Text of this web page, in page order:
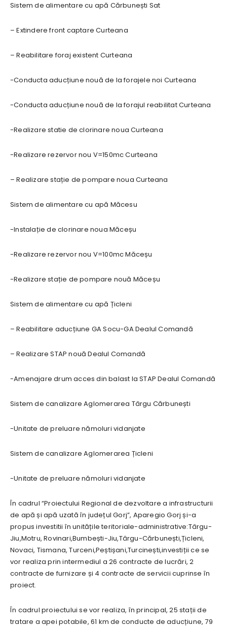
Sistem de alimentare cu apă Cărbunești Sat
– Extindere front captare Curteana
– Reabilitare foraj existent Curteana
-Conducta aducțiune nouă de la forajele noi Curteana
-Conducta aducțiune nouă de la forajul reabilitat Curteana
-Realizare statie de clorinare noua Curteana
-Realizare rezervor nou V=150mc Curteana
– Realizare stație de pompare noua Curteana
Sistem de alimentare cu apă Măcesu
-Instalație de clorinare noua Măceșu
-Realizare rezervor nou V=100mc Măceșu
-Realizare stație de pompare nouă Măceșu
Sistem de alimentare cu apă Țicleni
– Reabilitare aducțiune GA Socu-GA Dealul Comandă
– Realizare STAP nouă Dealul Comandă
-Amenajare drum acces din balast la STAP Dealul Comandă
Sistem de canalizare Aglomerarea Târgu Cărbunești
-Unitate de preluare nămoluri vidanjate
Sistem de canalizare Aglomerarea Țicleni
-Unitate de preluare nămoluri vidanjate
În cadrul “Proiectului Regional de dezvoltare a infrastructurii
de apă și apă uzată în județul Gorj”, Aparegio Gorj și-a
propus investitii în unitățile teritoriale-administrative:Târgu-
Jiu,Motru, Rovinari,Bumbești-Jiu,Târgu-Cărbunești,Țicleni,
Novaci, Tismana, Turceni,Peștișani,Turcinești,investiții ce se
vor realiza prin intermediul a 26 contracte de lucrări, 2
contracte de furnizare și 4 contracte de servicii cuprinse în
proiect.
În cadrul proiectului se vor realiza, în principal, 25 stații de
tratare a apei potabile, 61 km de conducte de aducțiune, 79